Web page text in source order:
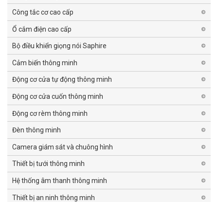
Công tắc cơ cao cấp
Ổ cắm điện cao cấp
Bộ điều khiển giọng nói Saphire
Cảm biến thông minh
Động cơ cửa tự động thông minh
Động cơ cửa cuốn thông minh
Động cơ rèm thông minh
Đèn thông minh
Camera giám sát và chuông hình
Thiết bị tưới thông minh
Hệ thống âm thanh thông minh
Thiết bị an ninh thông minh